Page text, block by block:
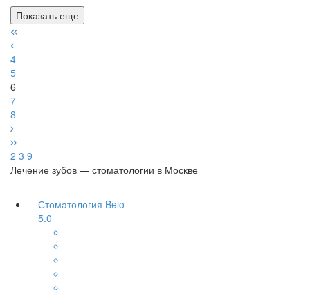
Показать еще
4
5
6
7
8
2 3 9
Лечение зубов — стоматологии в Москве
Стоматология Belo
5.0